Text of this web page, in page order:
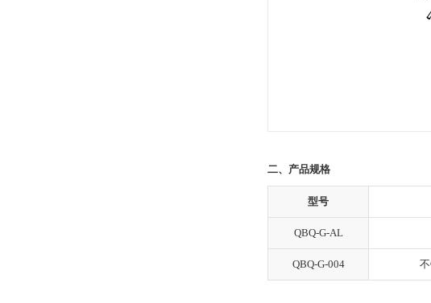
二、产品规格
型号
QBQ-G-AL
QBQ-G-004